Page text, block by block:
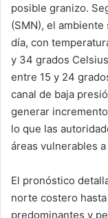
posible granizo.
(SMN), el
día, con
y 34 grados
entre 15 y 24
canal de baja
generar
lo que las
áreas vulnerables
El pronóstico
norte costero
predominantes y